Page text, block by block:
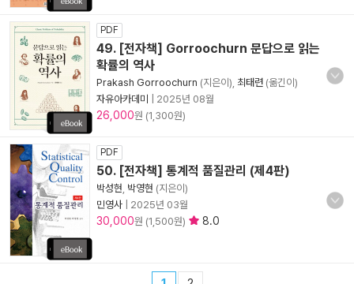
PDF
49. [전자책] Gorroochurn 문답으로 읽는
확률의 역사
Prakash Gorroochurn (지은이), 최태련 (옮긴이)
자유아카데미
2025년 08월
26,000원 (1,300원)
PDF
50. [전자책] 통계적 품질관리 (제4판)
박성현 박영현 (지은이)
민영사
2025년 03월
30,000원 (1,500원) 8.0